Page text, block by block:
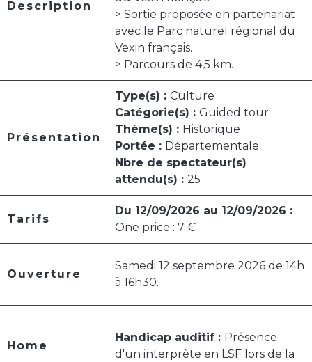
Description
> Sortie proposée en partenariat
avec le Parc naturel régional du
Vexin français.
> Parcours de 4,5 km.
Présentation
Type(s) : Culture
Catégorie(s) : Guided tour
Thème(s) : Historique
Portée : Départementale
Nbre de spectateur(s)
attendu(s) : 25
Tarifs
Du 12/09/2026 au 12/09/2026 :
One price : 7 €
Ouverture
Samedi 12 septembre 2026 de 14h
à 16h30.
Home
Handicap auditif : Présence
d'un interprète en LSF lors de la